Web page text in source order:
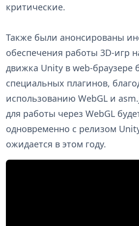
критические.
Также были анонсированы
обеспечения работы 3D-игр
движка Unity в web-браузере
специальных плагинов,
использованию WebGL и
для работы через WebGL
одновременно с релизом
ожидается в этом году.